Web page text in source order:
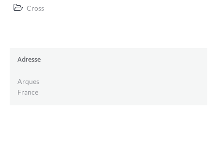
Cross
Adresse
Arques
France